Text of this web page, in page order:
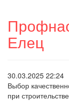
Елец
30.03.2025 22:24
Выбор
при